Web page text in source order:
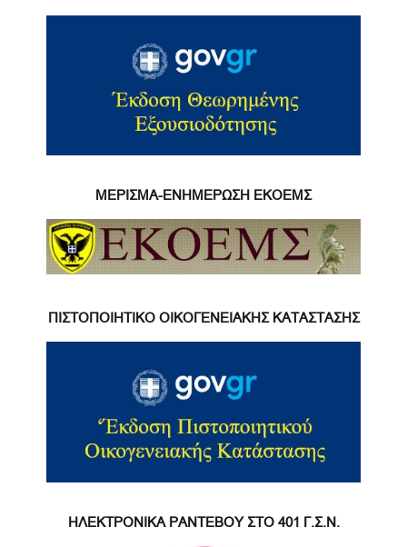
ΜΕΡΙΣΜΑ-ΕΝΗΜΕΡΩΣΗ ΕΚΟΕΜΣ
ΠΙΣΤΟΠΟΙΗΤΙΚΟ ΟΙΚΟΓΕΝΕΙΑΚΗΣ ΚΑΤΑΣΤΑΣΗΣ
ΗΛΕΚΤΡΟΝΙΚΑ ΡΑΝΤΕΒΟΥ ΣΤΟ 401 Γ.Σ.Ν.